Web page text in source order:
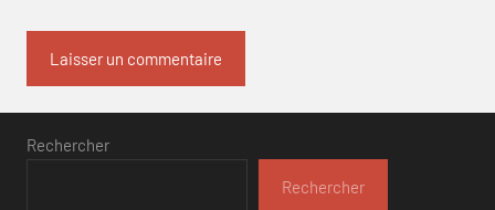
Rechercher
Rechercher